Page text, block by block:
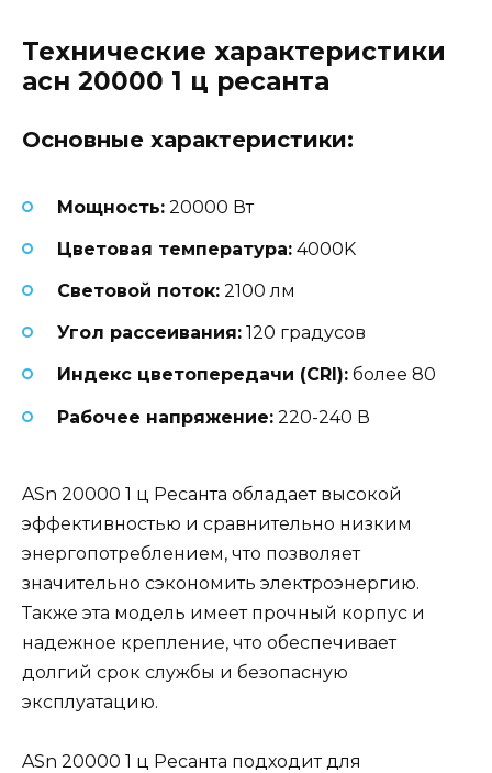
Технические характеристики
асн 20000 1 ц ресанта
Основные характеристики:
Мощность: 20000 Вт
Цветовая температура: 4000K
Световой поток: 2100 лм
Угол рассеивания: 120 градусов
Индекс цветопередачи (CRI): более 80
Рабочее напряжение: 220-240 В
ASn 20000 1 ц Ресанта обладает высокой
эффективностью и сравнительно низким
энергопотреблением, что позволяет
значительно сэкономить электроэнергию.
Также эта модель имеет прочный корпус и
надежное крепление, что обеспечивает
долгий срок службы и безопасную
эксплуатацию.
ASn 20000 1 ц Ресанта подходит для